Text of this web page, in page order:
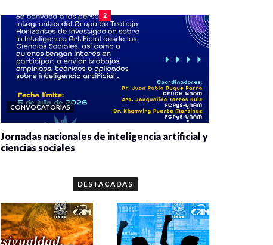
2
CONVOCATORIAS
Jornadas nacionales de inteligencia artificial y
ciencias sociales
DESTACADAS